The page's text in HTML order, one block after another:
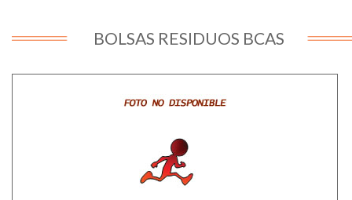
BOLSAS RESIDUOS BCAS